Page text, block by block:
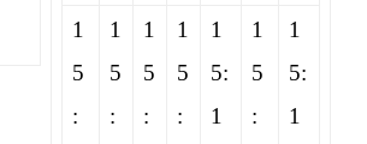
1
5
:
1
5
:
1
5
:
1
5
:
1
5:
1
1
5
:
1
5:
1